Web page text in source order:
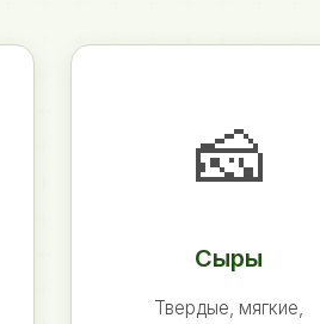
🧀
Сыры
Твердые, мягкие,